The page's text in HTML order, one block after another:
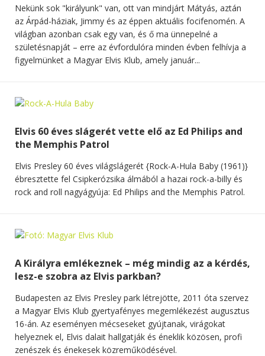
Nekünk sok "királyunk" van, ott van mindjárt Mátyás, aztán
az Árpád-háziak, Jimmy és az éppen aktuális focifenomén. A
világban azonban csak egy van, és ő ma ünnepelné a
születésnapját – erre az évfordulóra minden évben felhívja a
figyelmünket a Magyar Elvis Klub, amely január...
Elvis 60 éves slágerét vette elő az Ed Philips and
the Memphis Patrol
Elvis Presley 60 éves világslágerét {Rock-A-Hula Baby (1961)}
ébresztette fel Csipkerózsika álmából a hazai rock-a-billy és
rock and roll nagyágyúja: Ed Philips and the Memphis Patrol.
A Királyra emlékeznek – még mindig az a kérdés,
lesz-e szobra az Elvis parkban?
Budapesten az Elvis Presley park létrejötte, 2011 óta szervez
a Magyar Elvis Klub gyertyafényes megemlékezést augusztus
16-án. Az eseményen mécseseket gyújtanak, virágokat
helyeznek el, Elvis dalait hallgatják és éneklik közösen, profi
zenészek és énekesek közreműködésével.